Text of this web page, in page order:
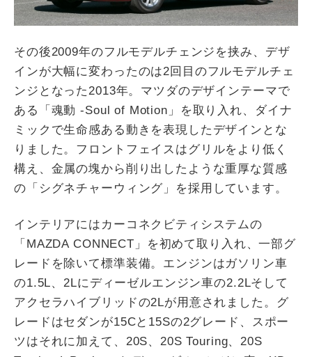
その後2009年のフルモデルチェンジを挟み、デザ
インが大幅に変わったのは2回目のフルモデルチェ
ンジとなった2013年。マツダのデザインテーマで
ある「魂動 -Soul of Motion」を取り入れ、ダイナ
ミックで生命感ある動きを表現したデザインとな
りました。フロントフェイスはグリルをより低く
構え、金属の塊から削り出したような重厚な質感
の「シグネチャーウィング」を採用しています。
インテリアにはカーコネクビティシステムの
「MAZDA CONNECT」を初めて取り入れ、一部グ
レードを除いて標準装備。エンジンはガソリン車
の1.5L、2Lにディーゼルエンジン車の2.2Lそして
アクセラハイブリッドの2Lが用意されました。グ
レードはセダンが15Cと15Sの2グレード、スポー
ツはそれに加えて、20S、20S Touring、20S